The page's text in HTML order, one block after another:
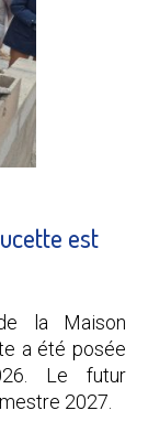
est
la Maison
a été posée
Le futur
2027.